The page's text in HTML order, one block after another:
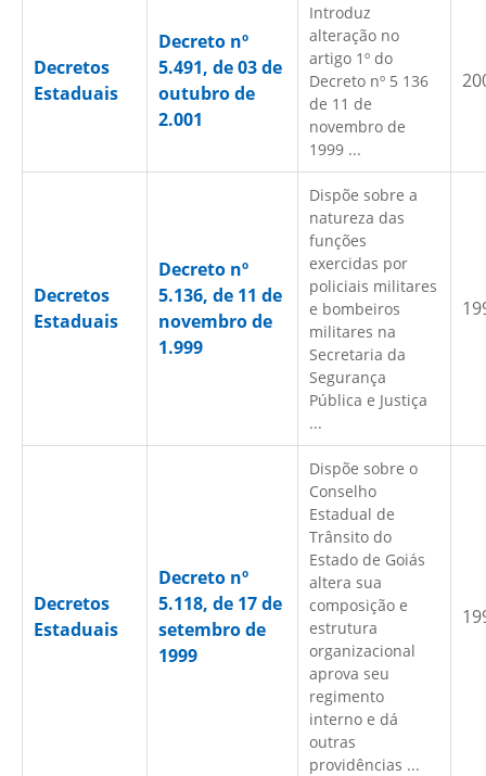
Decretos
Estaduais
Decreto nº
5.491, de 03 de
outubro de
2.001
Introduz
alteração no
artigo 1º do
Decreto nº 5 136
de 11 de
novembro de
1999 ...
Decretos
Estaduais
Decreto nº
5.136, de 11 de
novembro de
1.999
Dispõe sobre a
natureza das
funções
exercidas por
policiais militares
e bombeiros
militares na
Secretaria da
Segurança
Pública e Justiça
...
Decretos
Estaduais
Decreto nº
5.118, de 17 de
setembro de
1999
Dispõe sobre o
Conselho
Estadual de
Trânsito do
Estado de Goiás
altera sua
composição e
estrutura
organizacional
aprova seu
regimento
interno e dá
outras
providências ...